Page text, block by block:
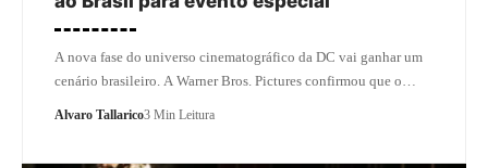
A nova fase do universo cinematográfico da DC vai ganhar um
cenário brasileiro. A Warner Bros. Pictures confirmou que o…
Alvaro Tallarico3 Min Leitura